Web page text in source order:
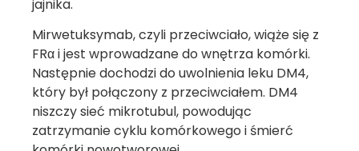
jajnika.
Mirwetuksymab, czyli przeciwciało, wiąże się z
FRα i jest wprowadzane do wnętrza komórki.
Następnie dochodzi do uwolnienia leku DM4,
który był połączony z przeciwciałem. DM4
niszczy sieć mikrotubul, powodując
zatrzymanie cyklu komórkowego i śmierć